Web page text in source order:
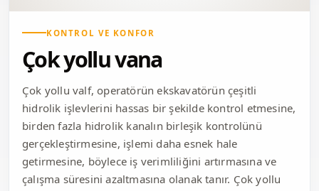
KONTROL VE KONFOR
Çok yollu vana
Çok yollu valf, operatörün ekskavatörün çeşitli
hidrolik işlevlerini hassas bir şekilde kontrol etmesine,
birden fazla hidrolik kanalın birleşik kontrolünü
gerçekleştirmesine, işlemi daha esnek hale
getirmesine, böylece iş verimliliğini artırmasına ve
çalışma süresini azaltmasına olanak tanır. Çok yollu